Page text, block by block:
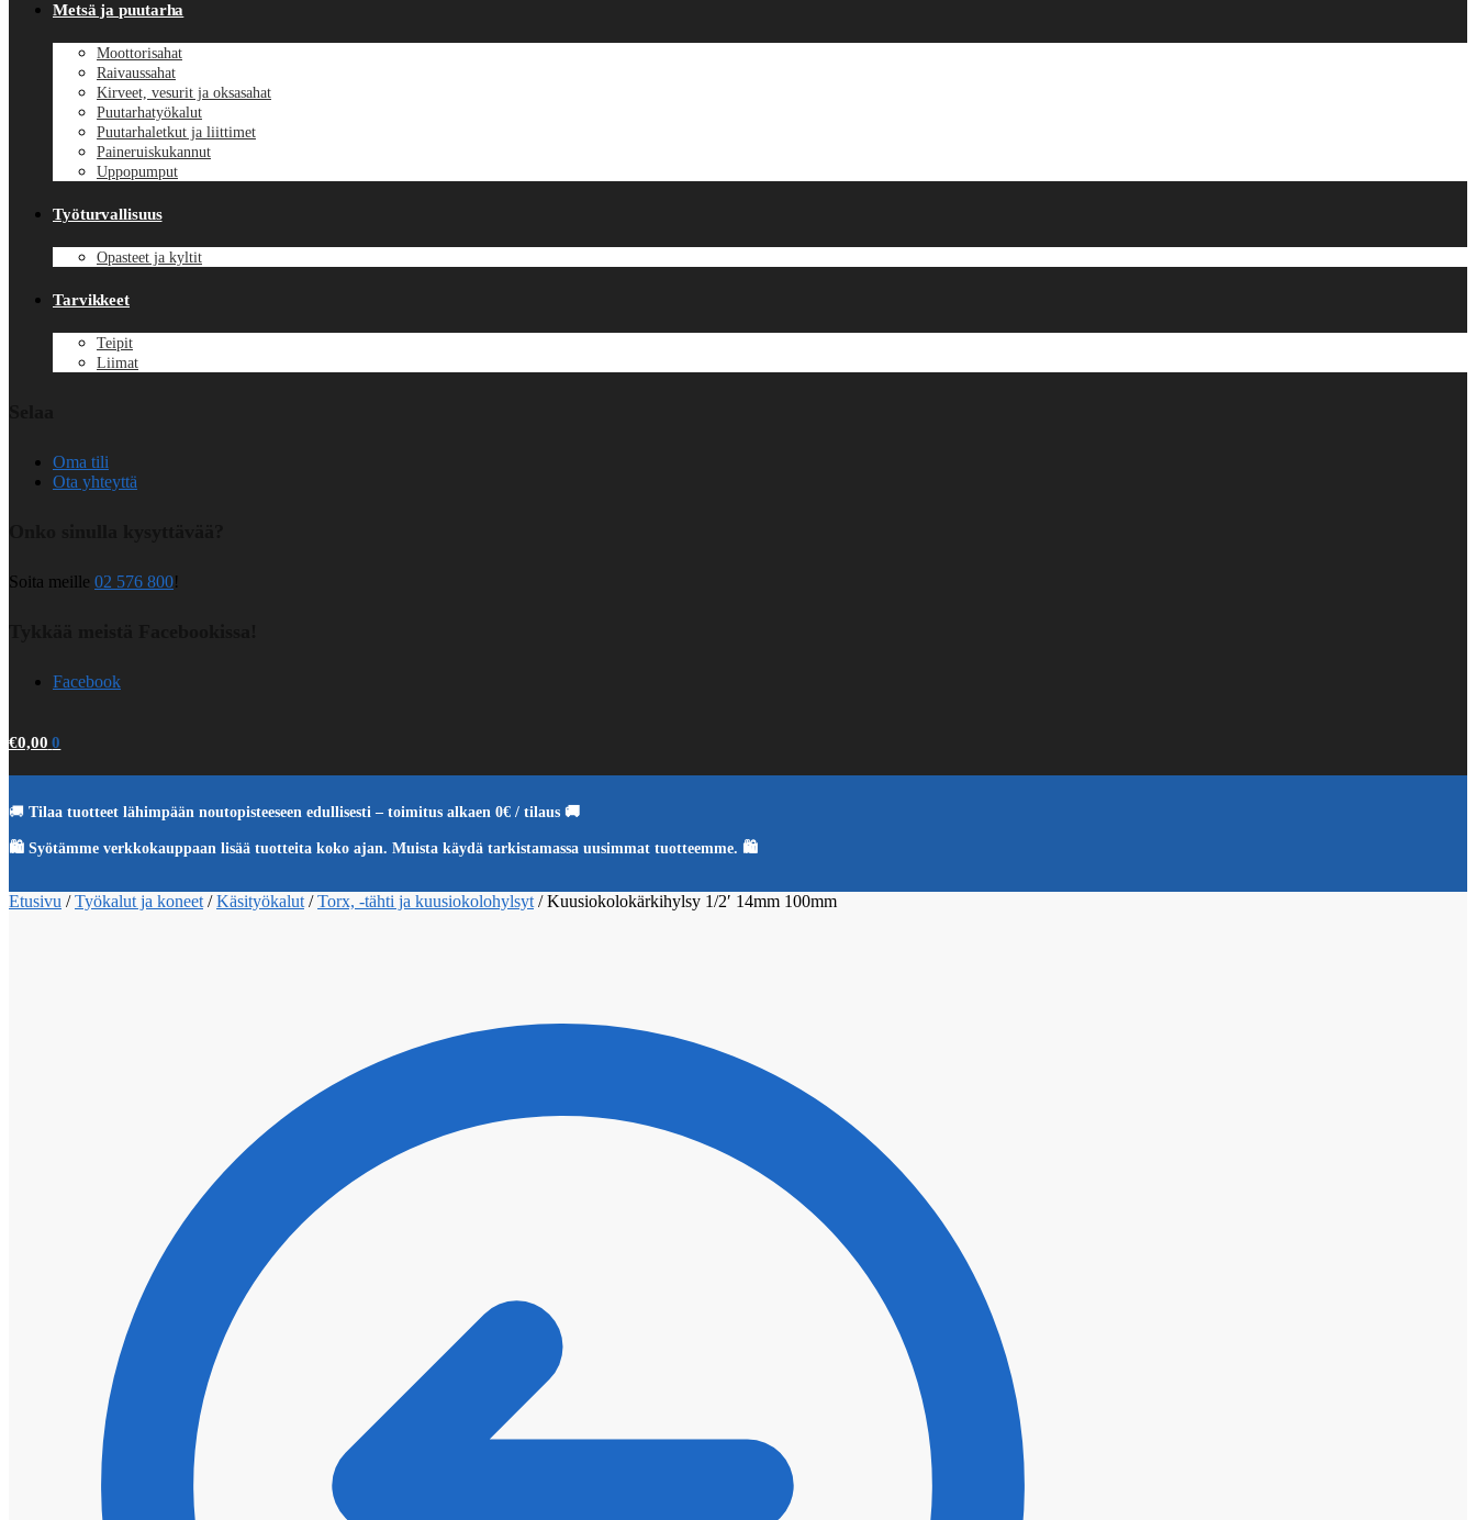
Metsä ja puutarha
Moottorisahat
Raivaussahat
Kirveet, vesurit ja oksasahat
Puutarhatyökalut
Puutarhaletkut ja liittimet
Paineruiskukannut
Uppopumput
Työturvallisuus
Opasteet ja kyltit
Tarvikkeet
Teipit
Liimat
Oma tili
Ota yhteyttä
Soita meille 02 576 800!
Facebook
€0,00 0
🚚 Tilaa tuotteet lähimpään noutopisteeseen edullisesti – toimitus alkaen 0€ / tilaus 🚚
🛍️ Syötämme verkkokauppaan lisää tuotteita koko ajan. Muista käydä tarkistamassa uusimmat tuotteemme. 🛍️
Etusivu /Työkalut ja koneet /Käsityökalut /Torx, -tähti ja kuusiokolohylsyt /Kuusiokolokärkihylsy 1/2′ 14mm 100mm